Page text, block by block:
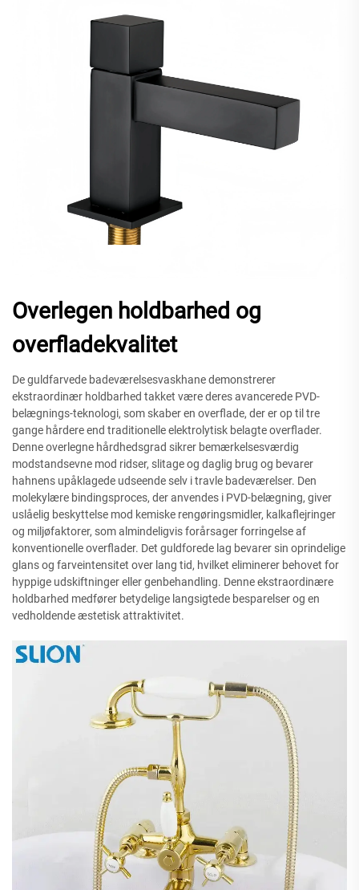
Overlegen holdbarhed og
overfladekvalitet
De guldfarvede badeværelsesvaskhane demonstrerer
ekstraordinær holdbarhed takket være deres avancerede PVD-
belægnings-teknologi, som skaber en overflade, der er op til tre
gange hårdere end traditionelle elektrolytisk belagte overflader.
Denne overlegne hårdhedsgrad sikrer bemærkelsesværdig
modstandsevne mod ridser, slitage og daglig brug og bevarer
hahnens upåklagede udseende selv i travle badeværelser. Den
molekylære bindingsproces, der anvendes i PVD-belægning, giver
uslåelig beskyttelse mod kemiske rengøringsmidler, kalkaflejringer
og miljøfaktorer, som almindeligvis forårsager forringelse af
konventionelle overflader. Det guldforede lag bevarer sin oprindelige
glans og farveintensitet over lang tid, hvilket eliminerer behovet for
hyppige udskiftninger eller genbehandling. Denne ekstraordinære
holdbarhed medfører betydelige langsigtede besparelser og en
vedholdende æstetisk attraktivitet.